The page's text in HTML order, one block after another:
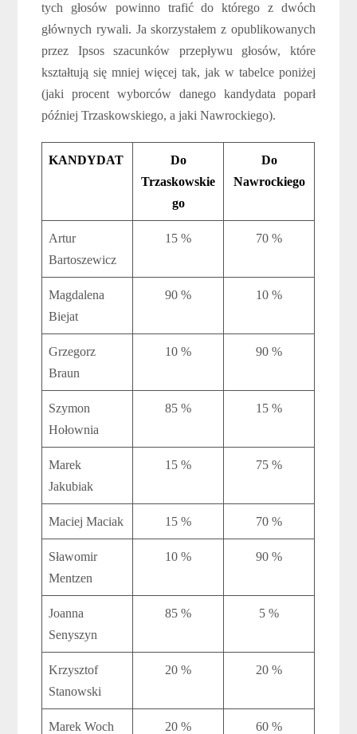
tych głosów powinno trafić do którego z dwóch
głównych rywali. Ja skorzystałem z opublikowanych
przez Ipsos szacunków przepływu głosów, które
kształtują się mniej więcej tak, jak w tabelce poniżej
(jaki procent wyborców danego kandydata poparł
później Trzaskowskiego, a jaki Nawrockiego).
KANDYDAT
Do
Trzaskowskie
go
Do
Nawrockiego
Artur
Bartoszewicz
15 % 70 %
Magdalena
Biejat
90 % 10 %
Grzegorz
Braun
10 % 90 %
Szymon
Hołownia
85 % 15 %
Marek
Jakubiak
15 % 75 %
Maciej Maciak 15 % 70 %
Sławomir
Mentzen
10 % 90 %
Joanna
Senyszyn
85 % 5 %
Krzysztof
Stanowski
20 % 20 %
Marek Woch 20 % 60 %